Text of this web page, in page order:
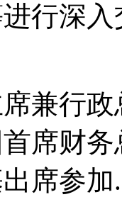
行深
兼行
席财
席参加.